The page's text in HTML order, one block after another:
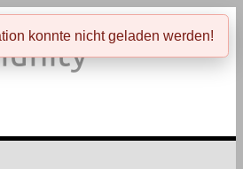
konnte nicht geladen werden!